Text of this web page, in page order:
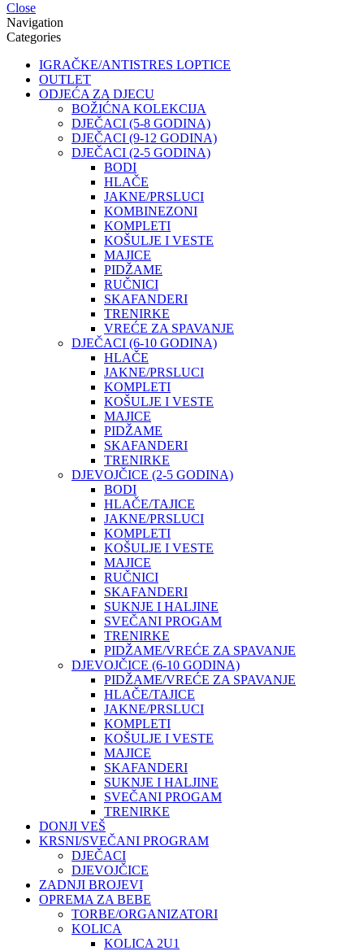
Close
Navigation
Categories
IGRAČKE/ANTISTRES LOPTICE
OUTLET
ODJEĆA ZA DJECU
BOŽIĆNA KOLEKCIJA
DJEČACI (5-8 GODINA)
DJEČACI (9-12 GODINA)
DJEČACI (2-5 GODINA)
BODI
HLAČE
JAKNE/PRSLUCI
KOMBINEZONI
KOMPLETI
KOŠULJE I VESTE
MAJICE
PIDŽAME
RUČNICI
SKAFANDERI
TRENIRKE
VREĆE ZA SPAVANJE
DJEČACI (6-10 GODINA)
HLAČE
JAKNE/PRSLUCI
KOMPLETI
KOŠULJE I VESTE
MAJICE
PIDŽAME
SKAFANDERI
TRENIRKE
DJEVOJČICE (2-5 GODINA)
BODI
HLAČE/TAJICE
JAKNE/PRSLUCI
KOMPLETI
KOŠULJE I VESTE
MAJICE
RUČNICI
SKAFANDERI
SUKNJE I HALJINE
SVEČANI PROGAM
TRENIRKE
PIDŽAME/VREĆE ZA SPAVANJE
DJEVOJČICE (6-10 GODINA)
PIDŽAME/VREĆE ZA SPAVANJE
HLAČE/TAJICE
JAKNE/PRSLUCI
KOMPLETI
KOŠULJE I VESTE
MAJICE
SKAFANDERI
SUKNJE I HALJINE
SVEČANI PROGAM
TRENIRKE
DONJI VEŠ
KRSNI/SVEČANI PROGRAM
DJEČACI
DJEVOJČICE
ZADNJI BROJEVI
OPREMA ZA BEBE
TORBE/ORGANIZATORI
KOLICA
KOLICA 2U1